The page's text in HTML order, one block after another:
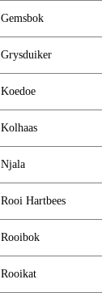
Gemsbok
Grysduiker
Koedoe
Kolhaas
Njala
Rooi Hartbees
Rooibok
Rooikat